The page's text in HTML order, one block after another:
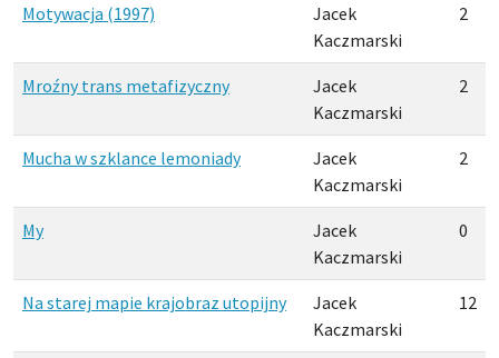
Motywacja (1997)
Jacek
Kaczmarski
2
Mroźny trans metafizyczny
Jacek
Kaczmarski
2
Mucha w szklance lemoniady
Jacek
Kaczmarski
2
My
Jacek
Kaczmarski
0
Na starej mapie krajobraz utopijny
Jacek
Kaczmarski
12